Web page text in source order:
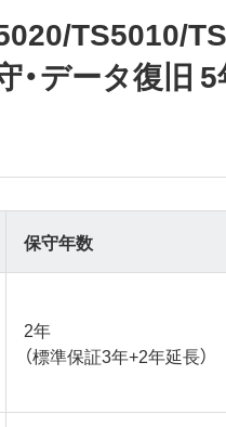
TS5010/
データ復旧
保守年数
2年
（標準保証3年+2年延長）